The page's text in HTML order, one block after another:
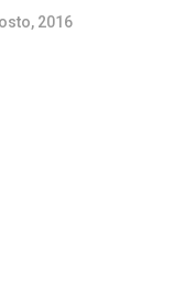
2016